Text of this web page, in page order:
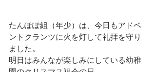
たんぽぽ組（年少）は、今日もアドベ
ントクランツに火を灯して礼拝を守り
ました。
明日はみんなが楽しみにしている幼稚